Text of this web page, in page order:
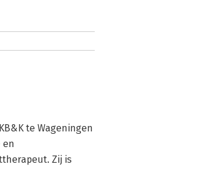
te Wageningen
en
Zij is